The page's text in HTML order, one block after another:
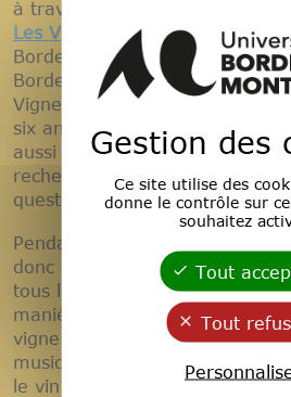
à travers, entre autres,
Les Vendanges du Savoir, dont
Bordeaux Montaigne est, avec
Bordeaux (à travers l’Institut
Vigne et du Vin), membre
six ans, met à la disposition
aussi des professionnels, les
recherches des meilleurs
questions tournant autour de
Pendant ce colloque
donc sur une thématique
tous les arts, bien entendu, qui
manière ou d’une autre, les
vigne et du vin : la peinture, la
musique, le théâtre, la
le vin lui-même en tant
Gestion des
Ce site utilise des
donne le contrôle sur
souhaitez
Tout
Tout